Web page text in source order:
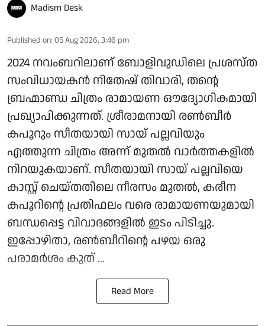
Madism Desk
Published on: 05 Aug 2026, 3:46 pm
2024 നവംബറിലാണ് ബോളിവുഡിലെ പ്രശസ്ത
സംവിധായകൻ നിതേഷ് തിവാരി, തന്റെ
ബ്രഹ്മാണ്ഡ ചിത്രം രാമായണ ഔദ്യോഗികമായി
പ്രഖ്യാപിക്കുന്നത്. ശ്രീരാമനായി രൺബീർ
കപൂറും സീതയായി സായ് പല്ലവിയും
എത്തുന്ന ചിത്രം അന്ന് മുതൽ വാർത്തകളിൽ
നിറയുകയാണ്. സീതയായി സായ് പല്ലവിയെ
കാസ്റ്റ് ചെയ്തതിലെ നീരസം മുതൽ, കരീന
കപൂറിന്റെ പ്രതിഫലം വരെ രാമായണയുമായി
ബന്ധപ്പെട്ട വിവാദങ്ങളിൽ ഇടം പിടിച്ചു.
ഇപ്പോഴിതാ, രൺബീറിന്റെ പഴയ ഒരു
പരാമർശം കുത് ...
Read More